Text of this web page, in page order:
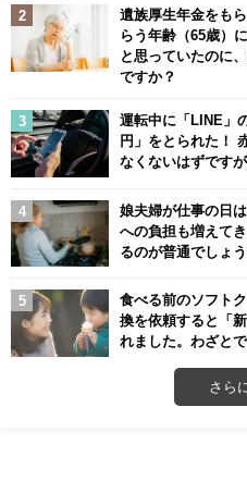
遺族厚生年金をも
らう年齢（65歳）
と思っていたのに
ですか？
運転中に「LINE」
円」をとられた！
なくないはずです
娘夫婦が仕事の日
への負担も増えて
るのが普通でしょう
食べる前のソフト
換を依頼すると「
れました。わざと
さら